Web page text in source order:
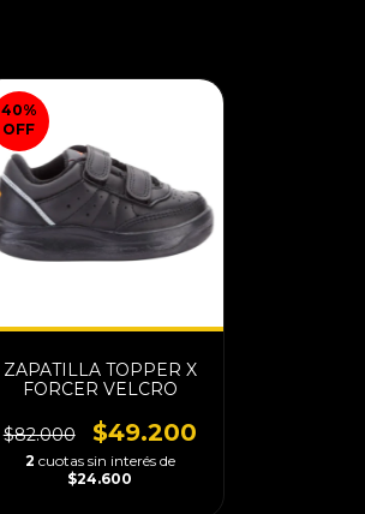
40%
OFF
ZAPATILLA TOPPER X
FORCER VELCRO
$82.000 $49.200
2 cuotas sin interés de
$24.600